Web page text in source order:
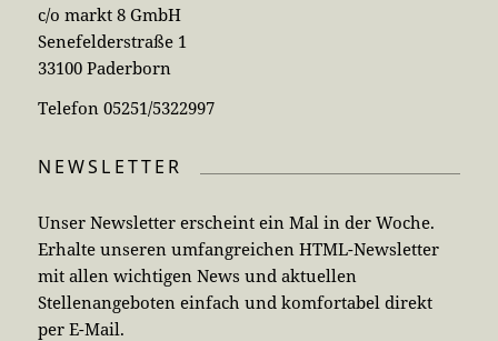
c/o markt 8 GmbH
Senefelderstraße 1
33100 Paderborn
Telefon 05251/5322997
NEWSLETTER
Unser Newsletter erscheint ein Mal in der Woche.
Erhalte unseren umfangreichen HTML-Newsletter
mit allen wichtigen News und aktuellen
Stellenangeboten einfach und komfortabel direkt
per E-Mail.